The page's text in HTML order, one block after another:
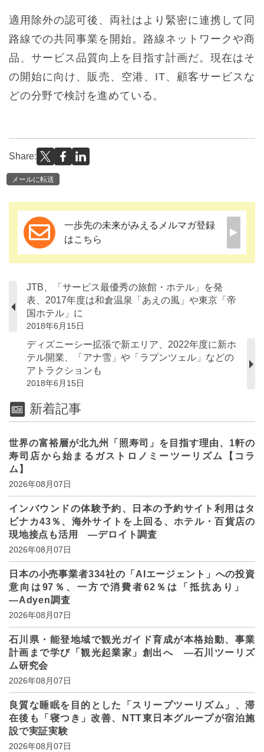
適用除外の認可後、両社はより緊密に連携して同
路線での共同事業を開始。路線ネットワークや商
品、サービス品質向上を目指す計画だ。現在はそ
の開始に向け、販売、空港、IT、顧客サービスな
どの分野で検討を進めている。
Share:
メールに転送
一歩先の未来がみえるメルマガ登録
はこちら
JTB、「サービス最優秀の旅館・ホテル」を発
表、2017年度は和倉温泉「あえの風」や東京「帝
国ホテル」に
2018年6月15日
ディズニーシー拡張で新エリア、2022年度に新ホ
テル開業、「アナ雪」や「ラプンツェル」などの
アトラクションも
2018年6月15日
新着記事
世界の富裕層が北九州「照寿司」を目指す理由、1軒の
寿司店から始まるガストロノミーツーリズム【コラ
ム】
2026年08月07日
インバウンドの体験予約、日本の予約サイト利用はタ
ビナカ43％、海外サイトを上回る、ホテル・百貨店の
現地接点も活用 ―デロイト調査
2026年08月07日
日本の小売事業者334社の「AIエージェント」への投資
意向は97％、一方で消費者62％は「抵抗あり」
―Adyen調査
2026年08月07日
石川県・能登地域で観光ガイド育成が本格始動、事業
計画まで学び「観光起業家」創出へ ―石川ツーリズ
ム研究会
2026年08月07日
良質な睡眠を目的とした「スリープツーリズム」、滞
在後も「寝つき」改善、NTT東日本グループが宿泊施
設で実証実験
2026年08月07日